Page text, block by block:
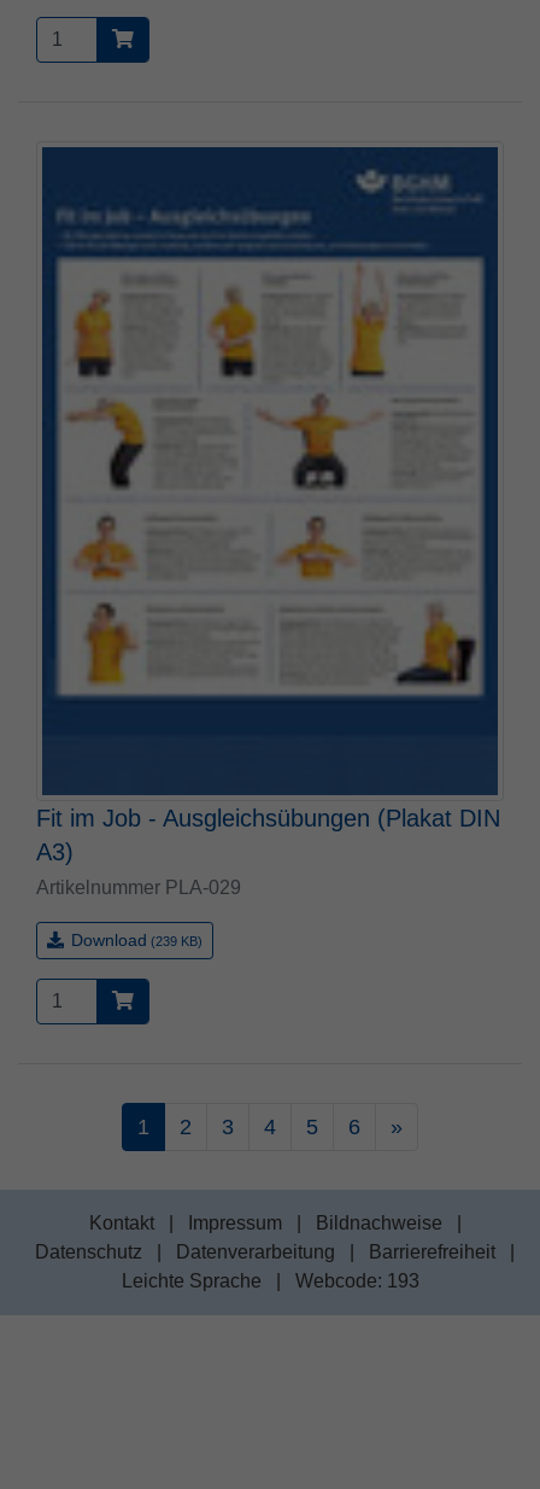
Fit im Job - Ausgleichsübungen (Plakat DIN
A3)
Artikelnummer PLA-029
Download (239 KB)
1 2 3 4 5 6 »
Kontakt Impressum Bildnachweise
Datenschutz
Datenverarbeitung Barrierefreiheit
Leichte Sprache
Webcode: 193